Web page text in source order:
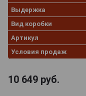
Выдержка
Вид коробки
Артикул
Условия продаж
10 649 руб.